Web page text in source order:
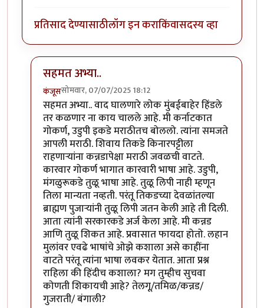
प्रतिसाद देण्यासाठीलॉग इन कराकिंवासदस्य व्हा
सहमत अभ्या..
कंजूससोमवार, 07/07/2025 18:12
In reply toप्रश्न किति भाषा हा नाहीचे.byअभ्या..
सहमत अभ्या.. वाद घालणारे लोक मुंबईबाहेर हिंडले
तर कळणार ना काय चालले आहे. मी कर्नाटकात
गोकर्ण, उडुपी इकडे मराठीतच बोललो. त्यांना समजते
आपली मराठी. शिवाय तिकडे किनारपट्टीला
राहणाऱ्यांना कन्नडापेक्षा मराठी जवळची वाटते.
कारवार गोकर्ण भागात कारवारी भाषा आहे. उडुपी,
मंगळुरूकडे तुळू भाषा आहे. तुळू लिपी नाही म्हणून
तिला मान्यता नव्हती. परंतू तिकडच्या देवळांतल्या
ब्राह्मण पुजाऱ्यांनी तुळू लिपी जतन केली आहे ती दिली.
आता त्यांनी सरकारकडे अर्ज केला आहे. मी कन्नड
आणि तुळू शिकत आहे. प्रवासात फायदा होतो. लहान
मुलांवर एवढे भाषांचे ओझे कशाला असे काहींना
वाटते परंतू त्यांना भाषा लवकर येतात. आता प्रश्न
राहिला की हिंदीच कशाला? मग तुम्हीच सुचवा
कोणती शिकायची आहे? तेलगू/तमिळ/कन्नड/
गुजराती/ बंगाली?